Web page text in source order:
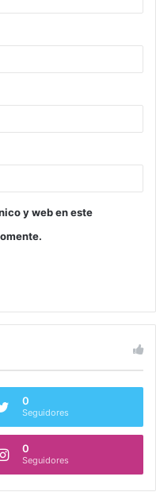
y web en este
0
Seguidores
0
Seguidores